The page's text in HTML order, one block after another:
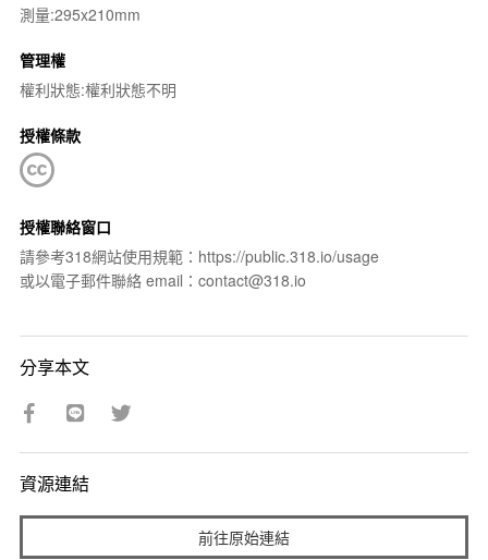
測量:295x210mm
管理權
權利狀態:權利狀態不明
授權條款
授權聯絡窗口
請參考318網站使用規範：https://public.318.io/usage
或以電子郵件聯絡 email：contact@318.io
分享本文
資源連結
前往原始連結